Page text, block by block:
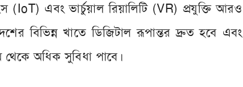
(IoT) এবং ভার্চুয়াল রিয়ালিটি (VR) প্রযুক্তি আরও
বিভিন্ন খাতে ডিজিটাল রূপান্তর দ্রুত হবে এবং
থেকে অধিক সুবিধা পাবে।